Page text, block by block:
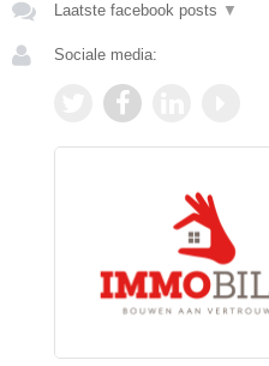
Laatste facebook posts ▼
Sociale media: